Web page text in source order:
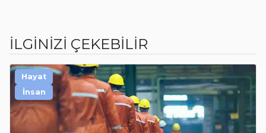
İLGİNİZİ ÇEKEBİLİR
Hayat
İnsan